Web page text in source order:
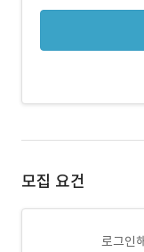
모집 요건
로그인